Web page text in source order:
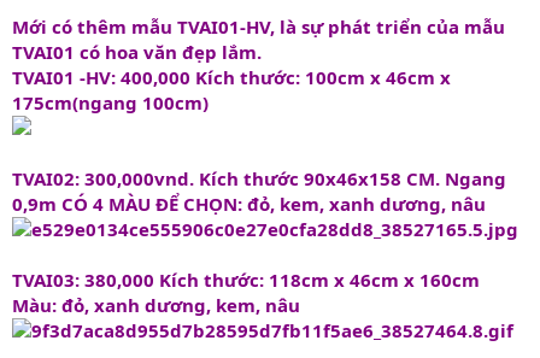
Mới có thêm mẫu TVAI01-HV, là sự phát triển của mẫu
TVAI01 có hoa văn đẹp lắm.
TVAI01 -HV: 400,000 Kích thước: 100cm x 46cm x
175cm(ngang 100cm)
TVAI02: 300,000vnd. Kích thước 90x46x158 CM. Ngang
0,9m CÓ 4 MÀU ĐỂ CHỌN: đỏ, kem, xanh dương, nâu
TVAI03: 380,000 Kích thước: 118cm x 46cm x 160cm
Màu: đỏ, xanh dương, kem, nâu